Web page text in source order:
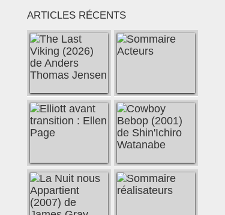
ARTICLES RÉCENTS